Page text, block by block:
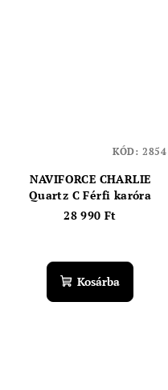
NAVIFORCE CHARLIE
Quartz C Férfi karóra
28 990 Ft
Kosárba
KÓD: 2854